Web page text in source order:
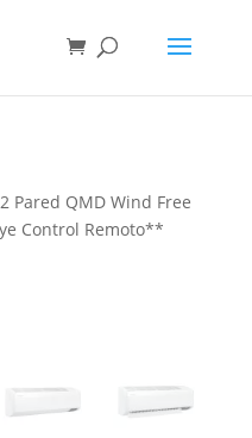
Pared QMD Wind Free
Control Remoto**